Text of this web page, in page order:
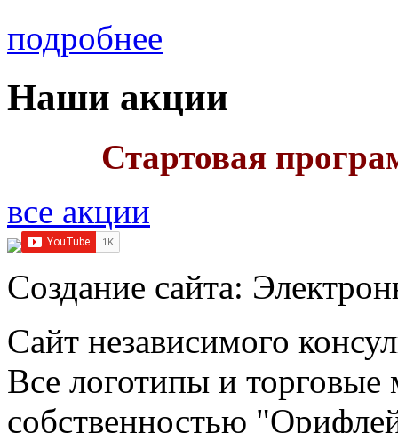
подробнее
Наши акции
Стартовая
все акции
Cоздание сайта:
Сайт независимого
Все логотипы и торговые
собственностью